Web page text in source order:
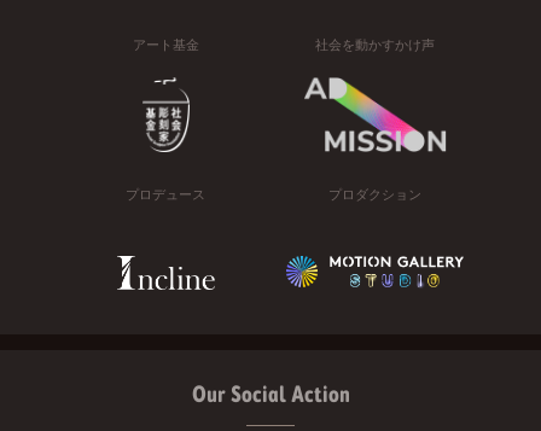
アート基金 社会を動かすかけ声
プロデュース プロダクション
Our Social Action